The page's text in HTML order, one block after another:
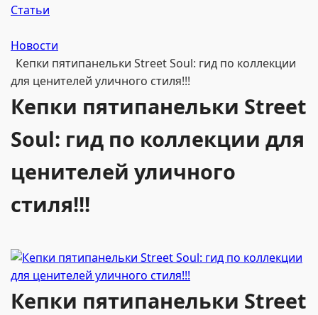
Статьи
Новости
Кепки пятипанельки Street Soul: гид по коллекции
для ценителей уличного стиля!!!
Кепки пятипанельки Street
Soul: гид по коллекции для
ценителей уличного
стиля!!!
Кепки пятипанельки Street